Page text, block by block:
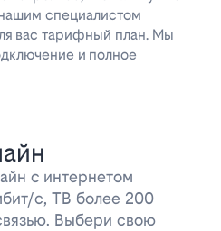
нашим специалистом
вас тарифный план. Мы
и полное
с интернетом
с, ТВ более 200
Выбери свою